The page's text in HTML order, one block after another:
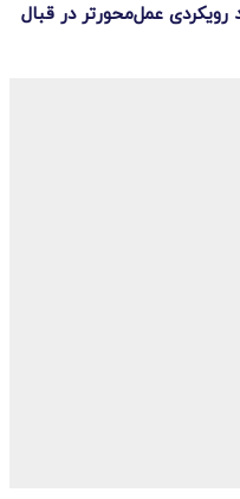
رویکردی عمل‌محورتر در قبال